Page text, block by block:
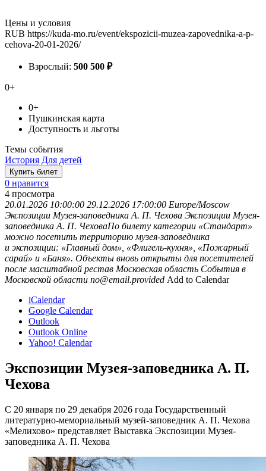
Цены и условия
RUB https://kuda-mo.ru/event/ekspozicii-muzea-zapovednika-a-p-
cehova-20-01-2026/
Взрослый: 500 500 ₽
0+
0+
Пушкинская карта
Доступность и льготы
Темы события
История Для детей
Купить билет
0 нравится
4 просмотра
20.01.2026 10:00:00 29.12.2026 17:00:00 Europe/Moscow
Экспозиции Музея-заповедника А. П. Чехова Экспозиции Музея-
заповедника А. П. ЧеховаПо билету категории «Стандарт»
можно посетить территорию музея-заповедника
и экспозиции: «Главный дом», «Флигель-кухня», «Пожарный
сарай» и «Баня». Объекты вновь открыты для посетителей
после масштабной рестав Московская область События в
Московской области no@email.provided Add to Calendar
iCalendar
Google Calendar
Outlook
Outlook Online
Yahoo! Calendar
Экспозиции Музея-заповедника А. П.
Чехова
С 20 января по 29 декабря 2026 года Государственный
литературно-мемориальный музей-заповедник А. П. Чехова
«Мелихово» представляет Выставка Экспозиции Музея-
заповедника А. П. Чехова